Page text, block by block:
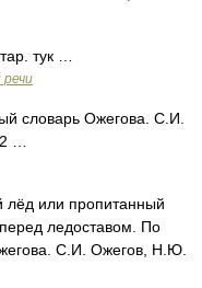
тук …
речи
словарь Ожегова. С.И.
…
или пропитанный
ледоставом. По
С.И. Ожегов, Н.Ю.